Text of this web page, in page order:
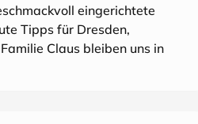
eingerichtete
Tipps für Dresden,
Claus bleiben uns in